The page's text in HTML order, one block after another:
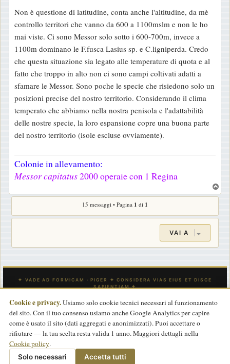
g
i
o
Non è questione di latitudine, conta anche l'altitudine, da mè
controllo territori che vanno da 600 a 1100mslm e non le ho
mai viste. Ci sono Messor solo sotto i 600-700m, invece a
1100m dominano le F.fusca Lasius sp. e C.ligniperda. Credo
che questa situazione sia legato alle temperature di quota e al
fatto che troppo in alto non ci sono campi coltivati adatti a
sfamare le Messor. Sono poche le specie che risiedono solo un
posizioni precise del nostro territorio. Considerando il clima
temperato che abbiamo nella nostra penisola e l'adattabilità
delle nostre specie, la loro espansione copre una buona parte
del nostro territorio (isole escluse ovviamente).
Colonie in allevamento:
Messor capitatus2000 operaie con 1 Regina
o
15 messaggi • Pagina 1 di 1
VAI A
INDICE Tutti gli orari sonoUTC
CONTATTACI
Powered byphpBB® Forum Software © phpBB Limited
Traduzione Italiana
Privacy|Termini|Cookie policy
Cookie e privacy.Usiamo solo cookie tecnici necessari al funzionamento
del sito. Con il tuo consenso usiamo anche Google Analytics per capire
come è usato il sito (dati aggregati e anonimizzati). Puoi accettare o
rifiutare — la tua scelta resta valida 1 anno. Maggiori dettagli nella
Cookie policy.
Solo necessari Accetta tutti